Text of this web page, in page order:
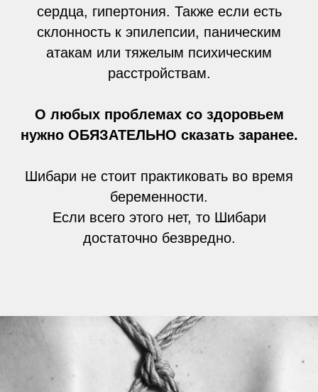
сердца, гипертония. Также если есть
склонность к эпилепсии, паническим
атакам или тяжелым психическим
расстройствам.
О любых проблемах со здоровьем
нужно ОБЯЗАТЕЛЬНО сказать заранее.
Шибари не стоит практиковать во время
беременности.
Если всего этого нет, то Шибари
достаточно безвредно.